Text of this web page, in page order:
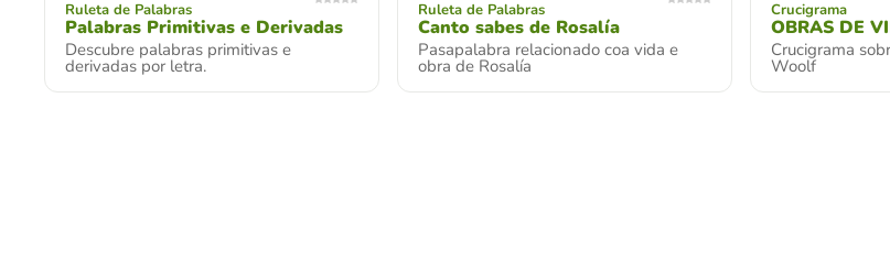
Ruleta de Palabras
Palabras Primitivas e Derivadas
Descubre palabras primitivas e
derivadas por letra.
Ruleta de Palabras
Canto sabes de Rosalía
Pasapalabra relacionado coa vida e
obra de Rosalía
Crucigrama
OBRAS DE
Crucigrama
Woolf